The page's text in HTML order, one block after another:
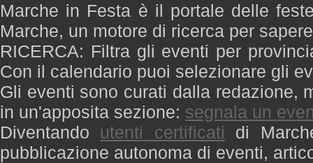
Marche in Festa è il portale delle
Marche, un motore di ricerca per
RICERCA: Filtra gli eventi per
Con il calendario puoi selezionare gli
Gli eventi sono curati dalla redazione,
in un'apposita sezione: segnala un
Diventando utenti certificati di
pubblicazione autonoma di eventi,